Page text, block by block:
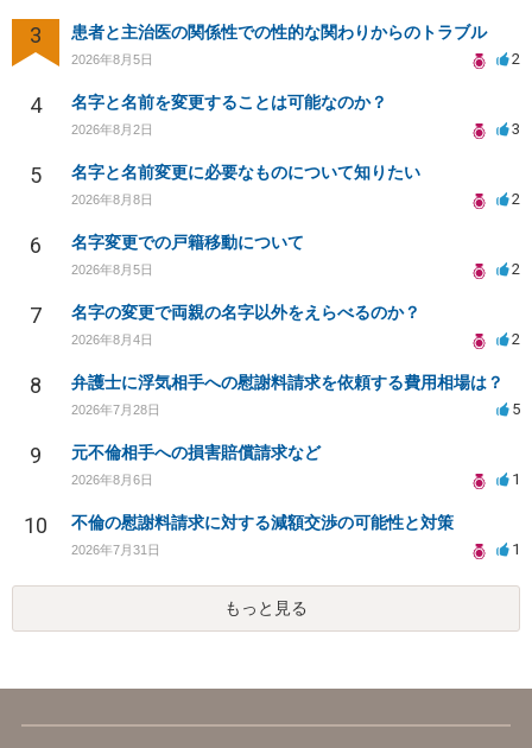
3 患者と主治医の関係性での性的な関わりからのトラブル
2026年8月5日 2
4 名字と名前を変更することは可能なのか？
2026年8月2日 3
5 名字と名前変更に必要なものについて知りたい
2026年8月8日 2
6 名字変更での戸籍移動について
2026年8月5日 2
7 名字の変更で両親の名字以外をえらべるのか？
2026年8月4日 2
8 弁護士に浮気相手への慰謝料請求を依頼する費用相場は？
2026年7月28日 5
9 元不倫相手への損害賠償請求など
2026年8月6日 1
10 不倫の慰謝料請求に対する減額交渉の可能性と対策
2026年7月31日 1
もっと見る